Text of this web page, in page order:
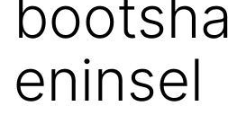
eninsel